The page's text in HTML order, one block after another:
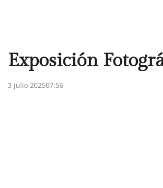
Exposición
3 julio 202507:56